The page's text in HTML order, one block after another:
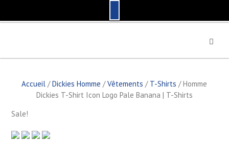
p
Accueil /Dickies Homme /Vêtements / T-Shirts / Homme
Dickies T-Shirt Icon Logo Pale Banana | T-Shirts
Sale!